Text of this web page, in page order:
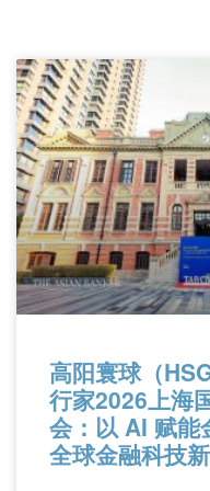
高阳寰球（
行家2026上海
会：以 AI 赋能
全球金融科技